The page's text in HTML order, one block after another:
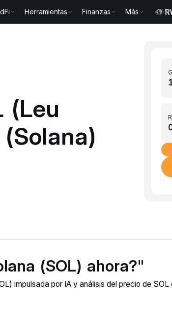
Herramientas Finanzas Más
(Leu
(SOL) ahora?"
impulsada por IA y análisis del precio de